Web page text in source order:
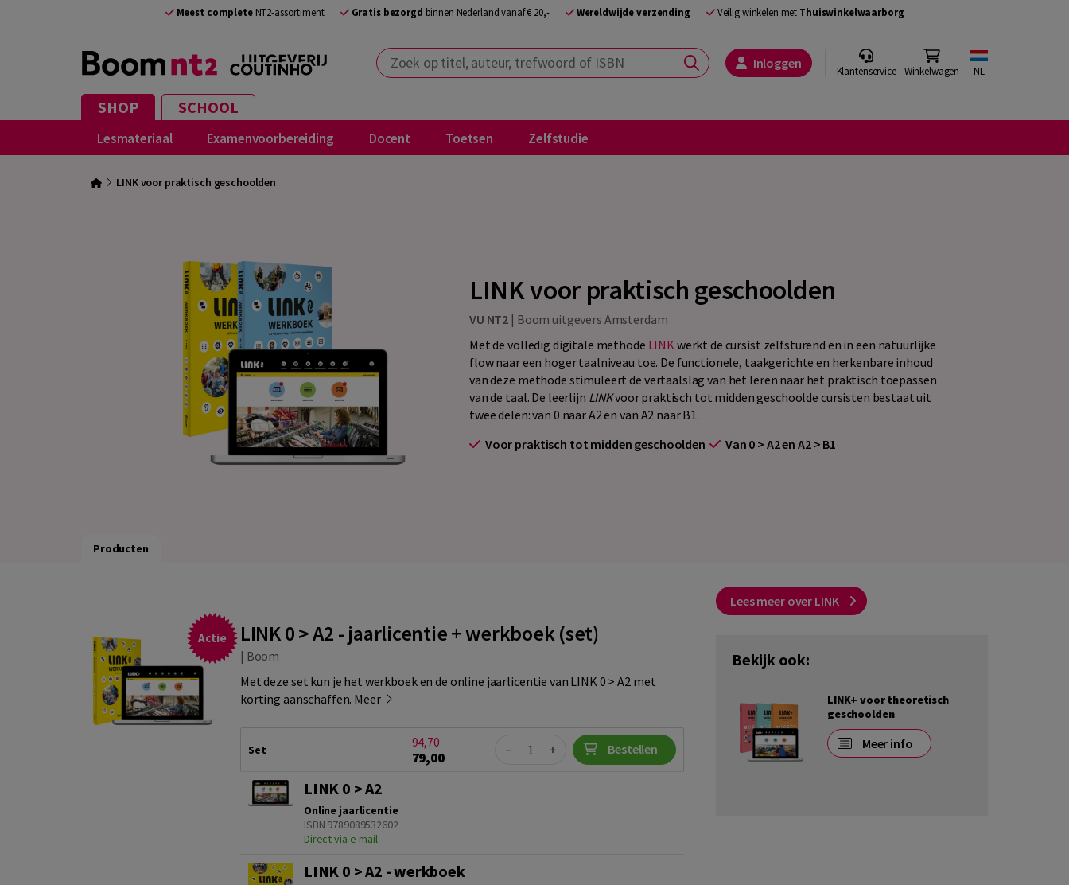
Meest completeNT2-assortiment Gratis bezorgd binnen Nederland vanaf € 20,- Wereldwijde verzending Veilig winkelen met Thuiswinkelwaarborg
Zoek op titel, auteur, trefwoord of ISBN Inloggen Klantenservice Winkelwagen NL
SHOP SCHOOL
Lesmateriaal Examenvoorbereiding Docent Toetsen Zelfstudie
LINK voor praktisch geschoolden
LINK voor praktisch geschoolden
VU NT2 | Boom uitgevers Amsterdam
Met de volledig digitale methode LINKwerkt de cursist zelfsturend en in een natuurlijke
flow naar een hoger taalniveau toe. De functionele, taakgerichte en herkenbare inhoud
van deze methode stimuleert de vertaalslag van het leren naar het praktisch toepassen
van de taal. De leerlijn LINKvoor praktisch tot midden geschoolde cursisten bestaat uit
twee delen: van 0 naar A2 en van A2 naar B1.
Voor praktisch tot midden geschoolden
Van 0 > A2 en A2 > B1
Producten
Actie LINK 0 > A2 - jaarlicentie + werkboek (set)
| Boom
Met deze set kun je het werkboek en de online jaarlicentie van LINK 0 > A2 met
korting aanschaffen. Meer
Set 94,70
79,00
Quantity
− + Bestellen
LINK 0 > A2
Online jaarlicentie
ISBN 9789089532602
Direct via e-mail
LINK 0 > A2 - werkboek
Lees meer over LINK
Bekijk ook:
LINK+ voor theoretisch
geschoolden
Meer info